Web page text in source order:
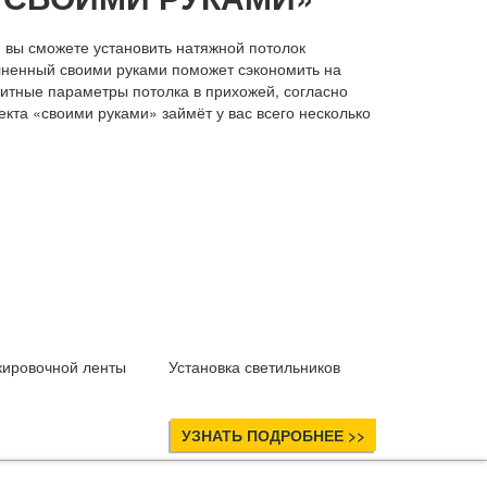
сможете установить натяжной потолок
своими руками поможет сэкономить на
параметры потолка в прихожей, согласно
«своими руками» займёт у вас всего несколько
ленты Установка светильников
УЗНАТЬ ПОДРОБНЕЕ >>